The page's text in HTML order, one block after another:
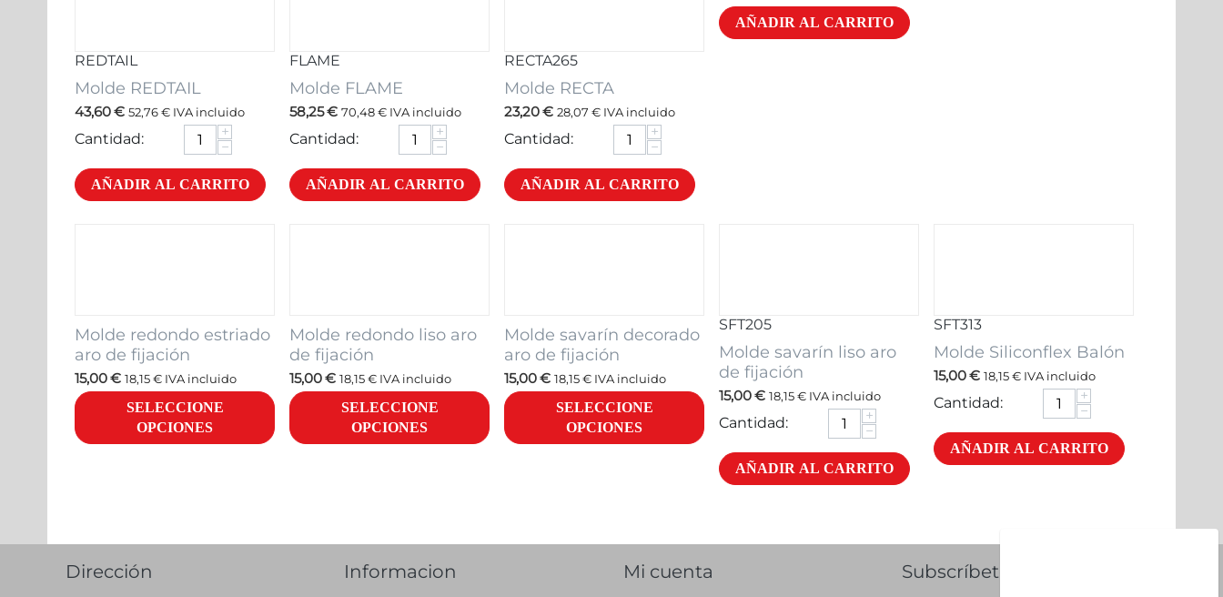
REDTAIL
Molde REDTAIL
43,60€ 52,76€ IVA incluido
Cantidad:
+
−
AÑADIR AL CARRITO
FLAME
Molde FLAME
58,25€ 70,48€ IVA incluido
Cantidad:
+
−
AÑADIR AL CARRITO
RECTA265
Molde RECTA
23,20€ 28,07 € IVA incluido
Cantidad:
+
−
AÑADIR AL CARRITO
AÑADIR AL CARRITO
Molde redondo estriado
aro de fijación
15,00€ 18,15€ IVA incluido
SELECCIONE
OPCIONES
Molde redondo liso aro
de fijación
15,00€ 18,15€ IVA incluido
SELECCIONE
OPCIONES
Molde savarín decorado
aro de fijación
15,00€ 18,15€ IVA incluido
SELECCIONE
OPCIONES
SFT205
Molde savarín liso aro
de fijación
15,00€ 18,15€ IVA incluido
Cantidad:
+
−
AÑADIR AL CARRITO
SFT313
Molde Siliconflex Balón
15,00€ 18,15€ IVA incluido
Cantidad:
+
−
AÑADIR AL CARRITO
Dirección Informacion Mi cuenta Subscríbete al Newsletter